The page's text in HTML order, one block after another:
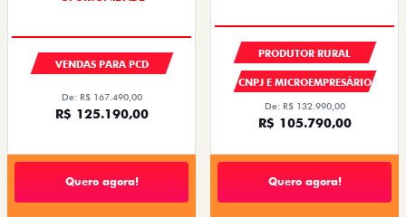
VENDAS PARA PCD
De: R$ 167.490,00
R$ 125.190,00
Quero agora!
PRODUTOR RURAL
CNPJ E MICROEMPRESÁRIO
De: R$ 132.990,00
R$ 105.790,00
Quero agora!